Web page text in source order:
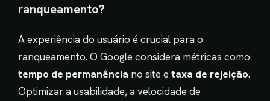
ranqueamento?
A experiência do usuário é crucial para o
ranqueamento. O Google considera métricas como
tempo de permanência no site e taxa de rejeição.
Optimizar a usabilidade, a velocidade de